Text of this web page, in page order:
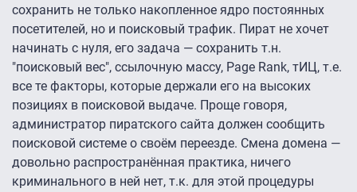
сохранить не только накопленное ядро постоянных
посетителей, но и поисковый трафик. Пират не хочет
начинать с нуля, его задача — сохранить т.н.
"поисковый вес", ссылочную массу, Page Rank, тИЦ, т.е.
все те факторы, которые держали его на высоких
позициях в поисковой выдаче. Проще говоря,
администратор пиратского сайта должен сообщить
поисковой системе о своём переезде. Смена домена —
довольно распространённая практика, ничего
криминального в ней нет, т.к. для этой процедуры